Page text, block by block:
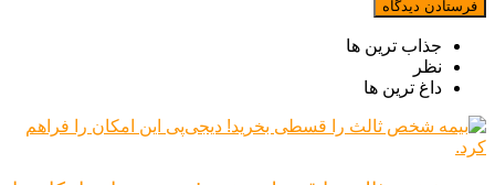
جذاب ترین ها
نظر
داغ ترین ها